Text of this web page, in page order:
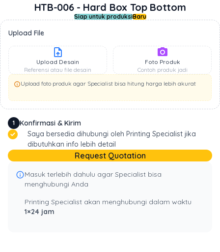
HTB-006 - Hard Box Top Bottom
Siap untuk produksiBaru
Upload File
upload_file
Upload Desain
Referensi atau file desain
photo_camera
Foto Produk
Contoh produk jadi
info_outlineUpload foto produk agar Specialist bisa hitung harga lebih akurat
1
Konfirmasi & Kirim
Saya bersedia dihubungi oleh Printing Specialist jika
dibutuhkan info lebih detail
Request Quotation
info_outlineMasuk terlebih dahulu agar Specialist bisa
menghubungi Anda
Printing Specialist akan menghubungi dalam waktu
1×24 jam